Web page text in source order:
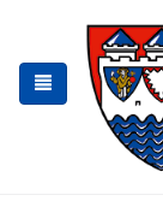
springen
springen